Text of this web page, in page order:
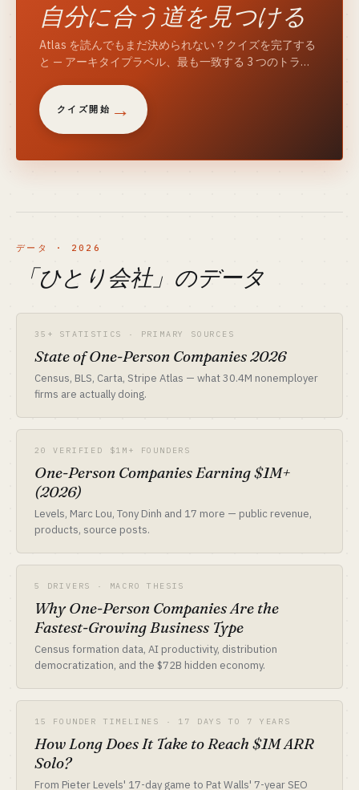
自分に合う道を見つける
Atlas を読んでもまだ決められない？クイズを完了する
と — アーキタイプラベル、最も一致する 3 つのトラッ
得。
クイズ開始 →
データ · 2026
「ひとり会社」のデータ
35+ STATISTICS · PRIMARY SOURCES
State of One-Person Companies 2026
Census, BLS, Carta, Stripe Atlas — what 30.4M nonemployer
firms are actually doing.
20 VERIFIED $1M+ FOUNDERS
One-Person Companies Earning $1M+
(2026)
Levels, Marc Lou, Tony Dinh and 17 more — public revenue,
products, source posts.
5 DRIVERS · MACRO THESIS
Why One-Person Companies Are the
Fastest-Growing Business Type
Census formation data, AI productivity, distribution
democratization, and the $72B hidden economy.
15 FOUNDER TIMELINES · 17 DAYS TO 7 YEARS
How Long Does It Take to Reach $1M ARR
Solo?
From Pieter Levels' 17-day game to Pat Walls' 7-year SEO